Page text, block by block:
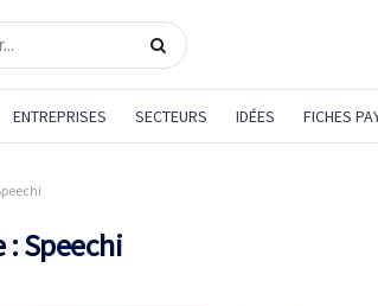
ENTREPRISES SECTEURS IDÉES FICHES
:Speechi